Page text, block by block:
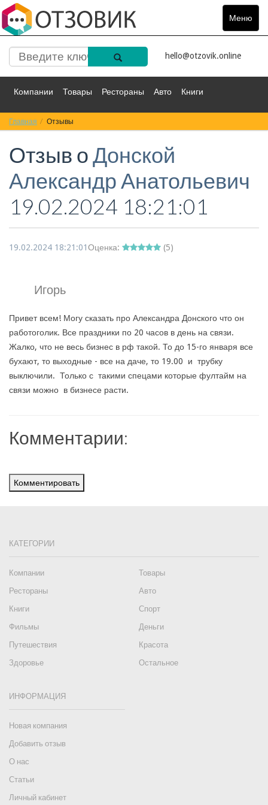
Меню
Toggle
hello@otzovik.online
Компании Товары Рестораны Авто Книги
Спорт Фильмы
Красота Здоровье Остальное
Главная Отзывы
Отзыв оДонской
Александр Анатольевич
19.02.2024 18:21:01
19.02.2024 18:21:01Оценка: (5)
Игорь
Привет всем! Могу сказать про Александра Донского что он
работоголик. Все праздники по 20 часов в день на связи.
Жалко, что не весь бизнес в рф такой. То до 15-го января все
бухают, то выходные - все на даче, то 19.00 и трубку
выключили. Только с такими спецами которые фултайм на
связи можно в бизнесе расти.
Комментарии:
Комментировать
КАТЕГОРИИ
Компании
Товары
Рестораны
Авто
Книги
Спорт
Фильмы
Деньги
Путешествия
Красота
Здоровье
Остальное
ИНФОРМАЦИЯ
Новая компания
Добавить отзыв
О нас
Статьи
Личный кабинет